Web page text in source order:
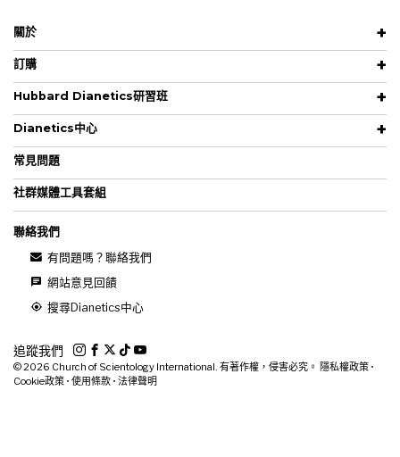
關於
訂購
Hubbard Dianetics研習班
Dianetics中心
常見問題
社群媒體工具套組
聯絡我們
有問題嗎？聯絡我們
網站意見回饋
搜尋Dianetics中心
追蹤我們
© 2026 Church of Scientology International. 有著作權，侵害必究。 隱私權政策 •
Cookie政策 • 使用條款 • 法律聲明